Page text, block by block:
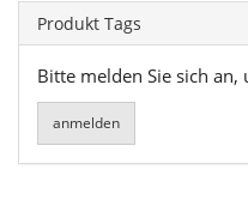
Produkt Tags
Bitte melden Sie sich an,